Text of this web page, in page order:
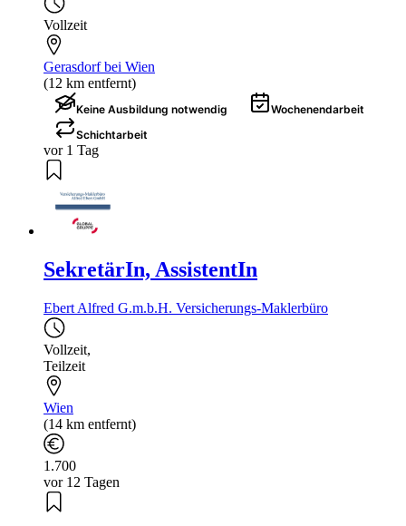
Vollzeit
Gerasdorf bei Wien
(12 km entfernt)
Keine Ausbildung notwendig
Wochenendarbeit
Schichtarbeit
vor 1 Tag
SekretärIn, AssistentIn
Ebert Alfred G.m.b.H. Versicherungs-Maklerbüro
Vollzeit,
Teilzeit
Wien
(14 km entfernt)
1.700
vor 12 Tagen